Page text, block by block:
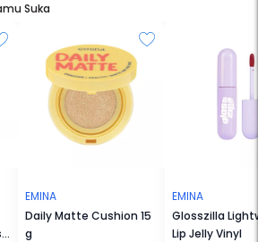
Suka
EMINA
Daily Matte Cushion 15
g
EMINA
Glosszilla
Lip Jelly Vinyl